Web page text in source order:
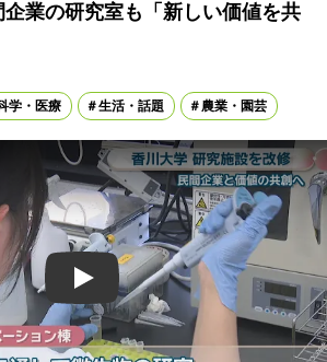
業の研究室も「新しい価値を共
学・医療 生活・話題 農業・園芸
Play